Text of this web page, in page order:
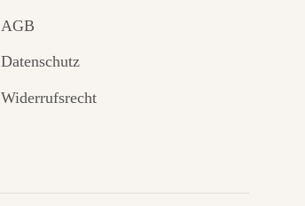
AGB
Datenschutz
Widerrufsrecht